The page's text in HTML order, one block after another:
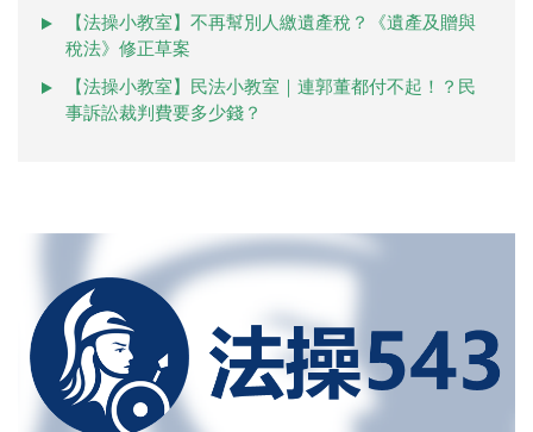
【法操小教室】不再幫別人繳遺產稅？《遺產及贈與
稅法》修正草案
【法操小教室】民法小教室｜連郭董都付不起！？民
事訴訟裁判費要多少錢？